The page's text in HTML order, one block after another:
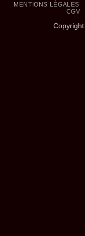
MENTIONS LÉGALES
CGV